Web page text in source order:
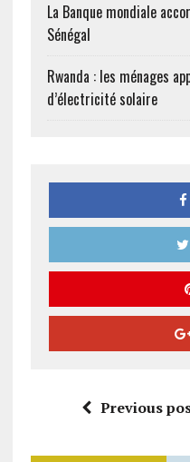
La Banque mondiale
Sénégal
Rwanda : les ménages
d’électricité solaire
Previous